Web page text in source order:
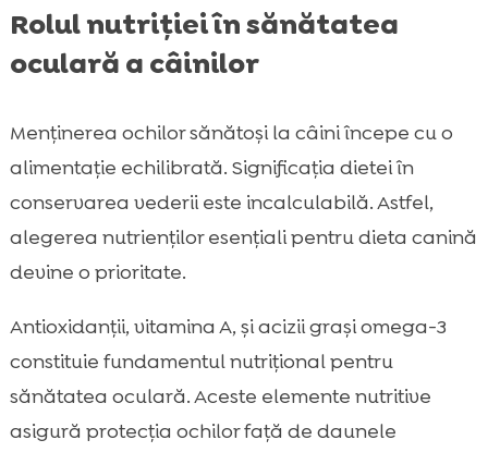
Rolul nutriției în sănătatea
oculară a câinilor
Menținerea ochilor sănătoși la câini începe cu o
alimentație echilibrată. Significația dietei în
conservarea vederii este incalculabilă. Astfel,
alegerea nutrienților esențiali pentru dieta canină
devine o prioritate.
Antioxidanții, vitamina A, și acizii grași omega-3
constituie fundamentul nutrițional pentru
sănătatea oculară. Aceste elemente nutritive
asigură protecția ochilor față de daunele